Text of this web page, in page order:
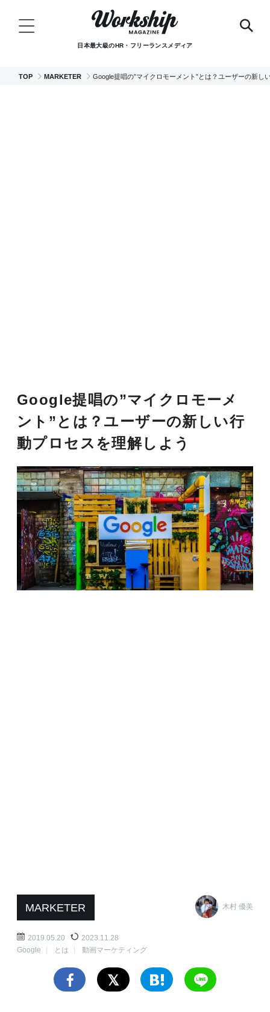
日本最大級のHR・フリーランスメディア
TOP MARKETER Google提唱の”マイクロモーメント”とは？ユーザーの新し
Google提唱の”マイクロモーメ
ント”とは？ユーザーの新しい行
動プロセスを理解しよう
MARKETER 木村 優美
2019.05.20
2023.11.28
Google
とは 動画マーケティング